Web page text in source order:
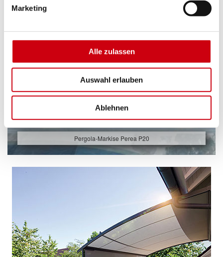
Marketing
Alle zulassen
Auswahl erlauben
Ablehnen
Pergola-Markise Perea P20